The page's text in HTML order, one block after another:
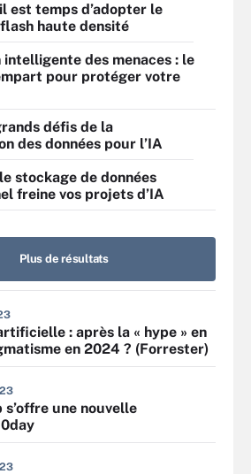
est temps d’adopter le
haute densité
des menaces : le
pour protéger votre
défis de la
des données pour l’IA
stockage de données
freine vos projets d’IA
Plus de résultats
: après la « hype » en
en 2024 ? (Forrester)
s’offre une nouvelle